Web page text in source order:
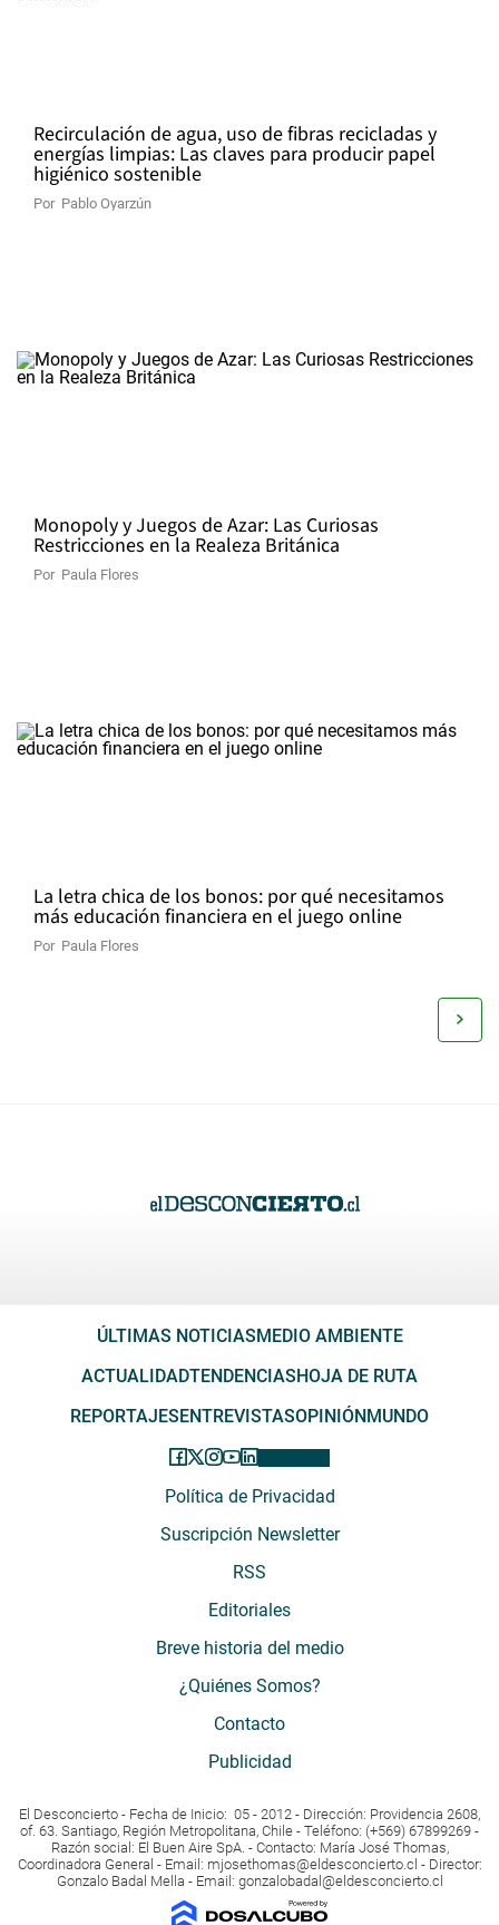
Recirculación de agua, uso de fibras recicladas y
energías limpias: Las claves para producir papel
higiénico sostenible
Por Pablo Oyarzún
Monopoly y Juegos de Azar: Las Curiosas
Restricciones en la Realeza Británica
Por Paula Flores
La letra chica de los bonos: por qué necesitamos
más educación financiera en el juego online
Por Paula Flores
ÚLTIMAS NOTICIASMEDIO AMBIENTE
ACTUALIDADTENDENCIASHOJA DE RUTA
REPORTAJESENTREVISTASOPINIÓNMUNDO
Política de Privacidad
Suscripción Newsletter
RSS
Editoriales
Breve historia del medio
¿Quiénes Somos?
Contacto
Publicidad
El Desconcierto - Fecha de Inicio: 05 - 2012 - Dirección: Providencia 2608,
of. 63. Santiago, Región Metropolitana, Chile - Teléfono: (+569) 67899269 -
Razón social: El Buen Aire SpA. - Contacto: María José Thomas,
Coordinadora General - Email: mjosethomas@eldesconcierto.cl - Director:
Gonzalo Badal Mella - Email: gonzalobadal@eldesconcierto.cl